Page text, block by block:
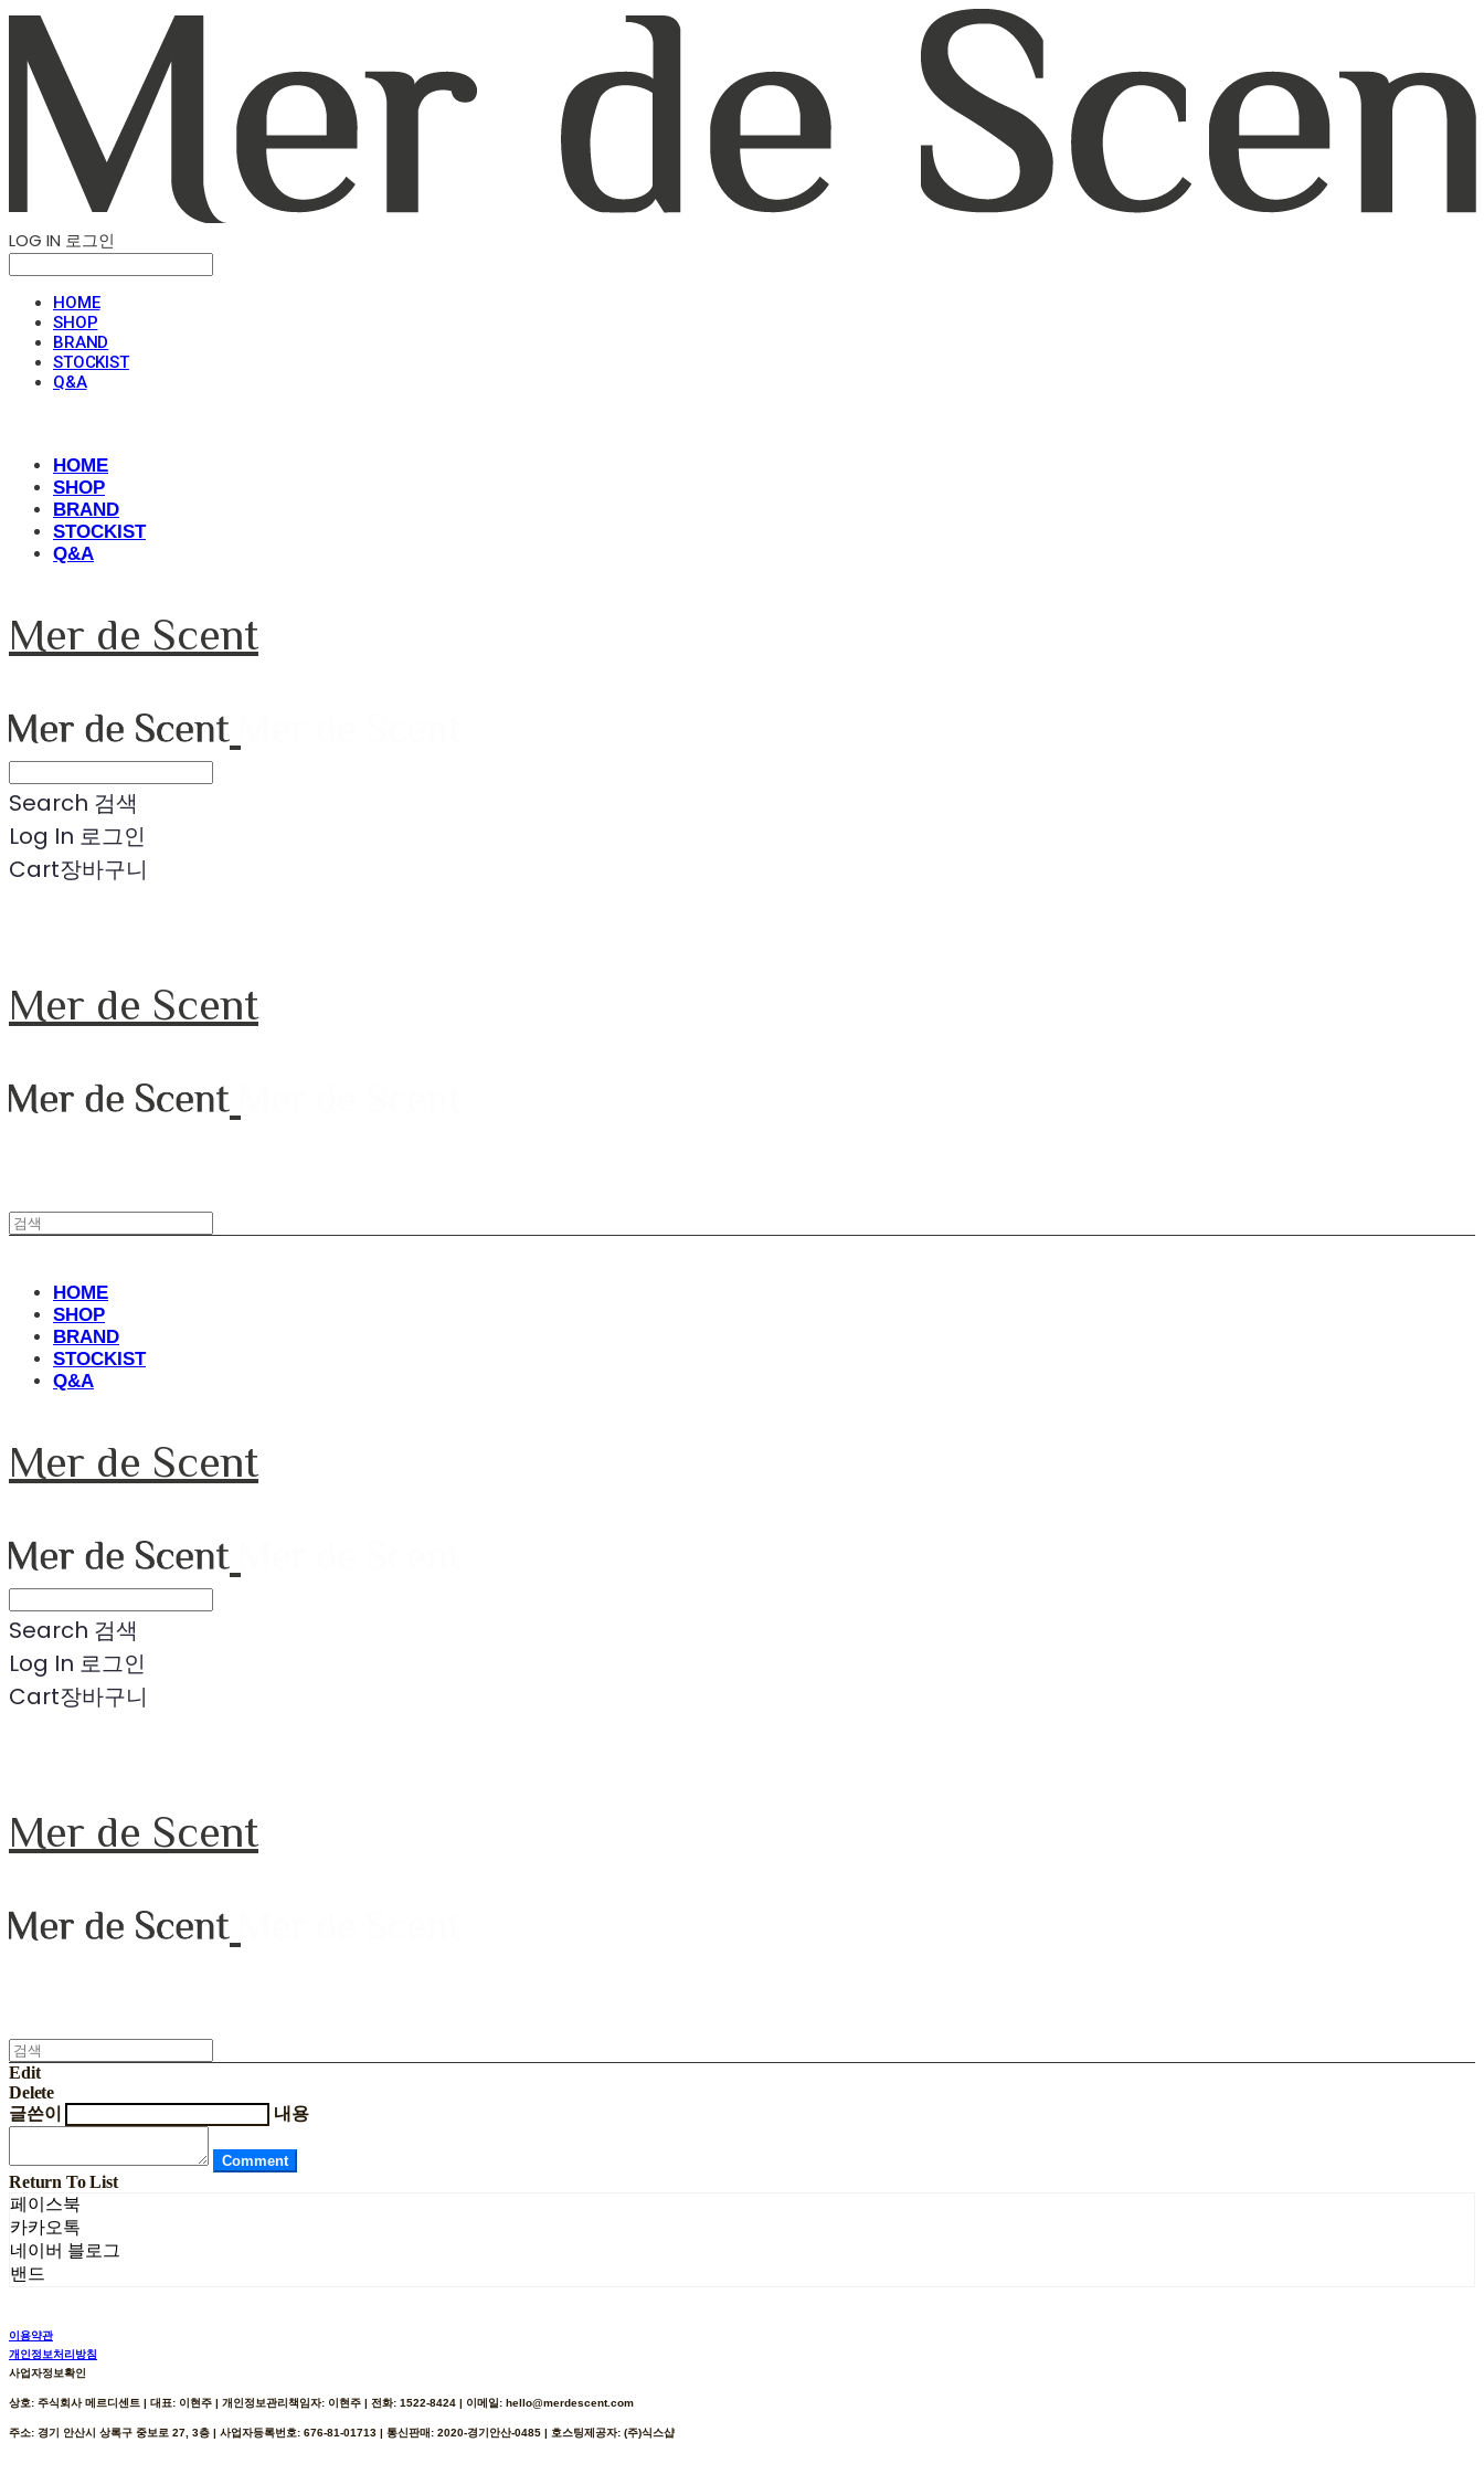
LOG IN 로그인
HOME
SHOP
BRAND
STOCKIST
Q&A
HOME
SHOP
BRAND
STOCKIST
Q&A
Mer de Scent
Search 검색
Log In 로그인
Cart장바구니
Mer de Scent
HOME
SHOP
BRAND
STOCKIST
Q&A
Mer de Scent
Search 검색
Log In 로그인
Cart장바구니
Mer de Scent
Edit
Delete
글쓴이
내용
Comment
Return To List
페이스북
카카오톡
네이버 블로그
밴드
이용약관
개인정보처리방침
사업자정보확인
상호: 주식회사 메르디센트 | 대표: 이현주 | 개인정보관리책임자: 이현주 | 전화: 1522-8424 | 이메일: hello@merdescent.com
주소: 경기 안산시 상록구 중보로 27, 3층 | 사업자등록번호: 676-81-01713 | 통신판매: 2020-경기안산-0485 | 호스팅제공자: (주)식스샵